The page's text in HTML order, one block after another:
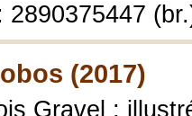
2890375447
(2017)
Gravel ;